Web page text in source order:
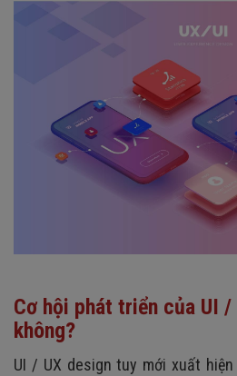
Cơ hội phát triển của UI
không?
UI / UX design tuy mới xuất